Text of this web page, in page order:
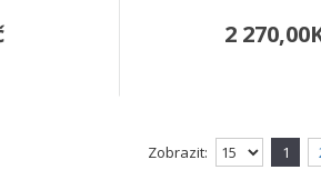
Povlečení Rick& Morty "Wanted",
2
Zobrazit: 1